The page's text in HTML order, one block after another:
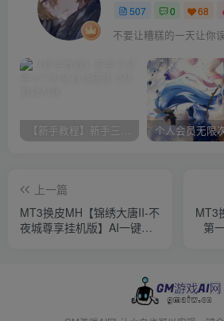
507 0 68
不要让糟糕的一天让你
【新手教程】新手三分钟入门AI全自动搭建 个人会员无限
上一篇
MT3换皮MH【锦绣大唐II-不
夜城尊享挂机版】AI一键全
MT3
第